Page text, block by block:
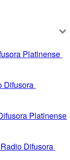
Platinense
Difusora
Platinense
Difusora